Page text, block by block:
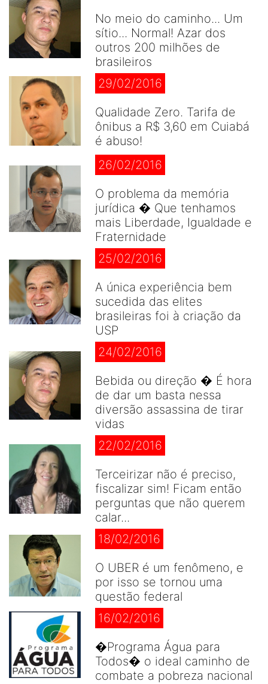
No meio do caminho... Um
sítio... Normal! Azar dos
outros 200 milhões de
brasileiros
29/02/2016
Qualidade Zero. Tarifa de
ônibus a R$ 3,60 em Cuiabá
é abuso!
26/02/2016
O problema da memória
jurídica � Que tenhamos
mais Liberdade, Igualdade e
Fraternidade
25/02/2016
A única experiência bem
sucedida das elites
brasileiras foi à criação da
USP
24/02/2016
Bebida ou direção � É hora
de dar um basta nessa
diversão assassina de tirar
vidas
22/02/2016
Terceirizar não é preciso,
fiscalizar sim! Ficam então
perguntas que não querem
calar...
18/02/2016
O UBER é um fenômeno, e
por isso se tornou uma
questão federal
16/02/2016
�Programa Água para
Todos� o ideal caminho de
combate a pobreza nacional